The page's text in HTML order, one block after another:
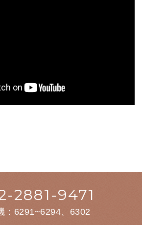
2881-9471
：6291~6294、6302